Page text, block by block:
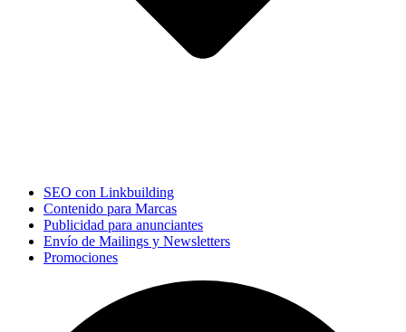
SEO con Linkbuilding
Contenido para Marcas
Publicidad para anunciantes
Envío de Mailings y Newsletters
Promociones